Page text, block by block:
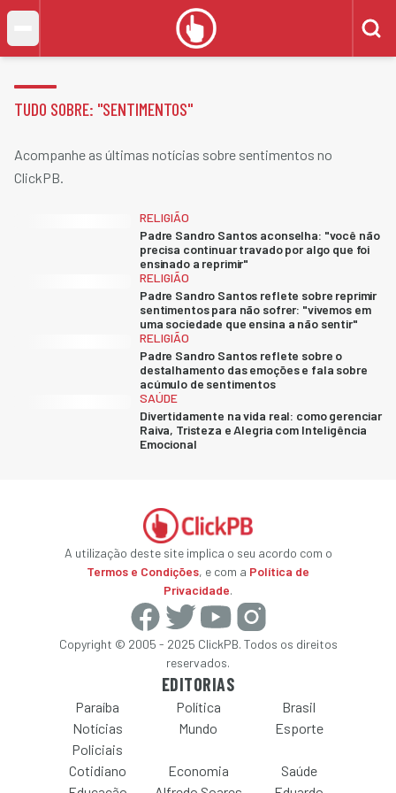
TUDO SOBRE: "SENTIMENTOS"
Acompanhe as últimas notícias sobre sentimentos no
ClickPB.
RELIGIÃO
Padre Sandro Santos aconselha: "você não
precisa continuar travado por algo que foi
ensinado a reprimir"
RELIGIÃO
Padre Sandro Santos reflete sobre reprimir
sentimentos para não sofrer: "vivemos em
uma sociedade que ensina a não sentir"
RELIGIÃO
Padre Sandro Santos reflete sobre o
destalhamento das emoções e fala sobre
acúmulo de sentimentos
SAÚDE
Divertidamente na vida real: como gerenciar
Raiva, Tristeza e Alegria com Inteligência
Emocional
A utilização deste site implica o seu acordo com o
Termos e Condições, e com a Política de
Privacidade.
Copyright © 2005 - 2025 ClickPB. Todos os direitos
reservados.
EDITORIAS
Paraíba Política
Brasil
Notícias
Policiais
Mundo Esporte
Cotidiano Economia
Saúde